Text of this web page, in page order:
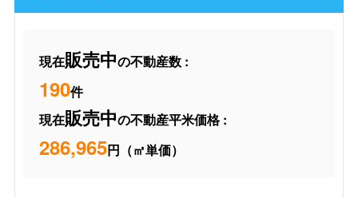
現在販売中の不動産数 :
190件
現在販売中の不動産平米価格 :
286,965円（㎡単価）